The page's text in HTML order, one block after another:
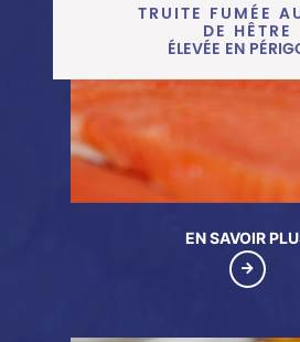
TRUITE FUMÉE
DE HÊTRE
ÉLEVÉE EN
EN SAVOIR